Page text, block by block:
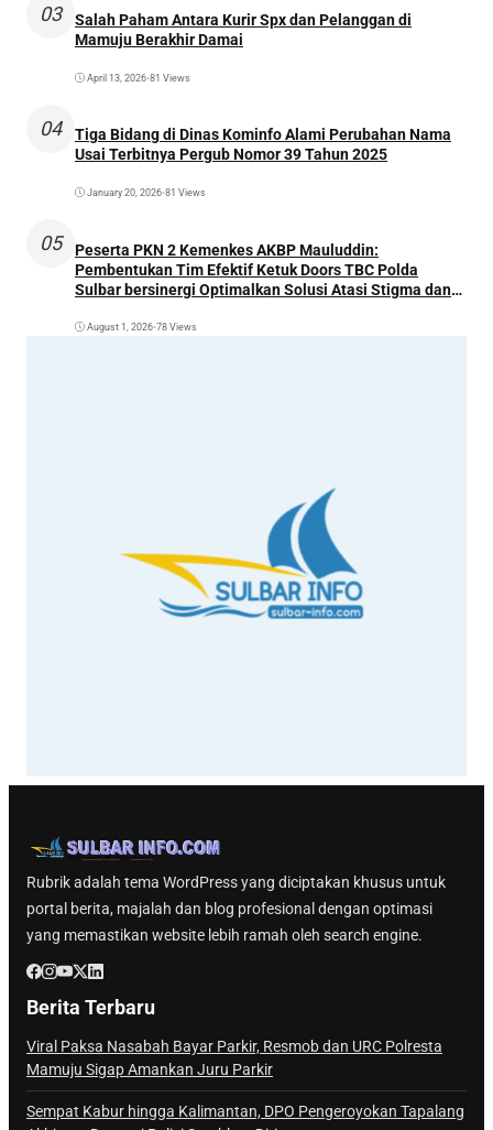
03
Salah Paham Antara Kurir Spx dan Pelanggan di
Mamuju Berakhir Damai
April 13, 2026•81 Views
04
Tiga Bidang di Dinas Kominfo Alami Perubahan Nama
Usai Terbitnya Pergub Nomor 39 Tahun 2025
January 20, 2026•81 Views
05
Peserta PKN 2 Kemenkes AKBP Mauluddin:
Pembentukan Tim Efektif Ketuk Doors TBC Polda
Sulbar bersinergi Optimalkan Solusi Atasi Stigma dan
August 1, 2026•78 Views
Rubrik adalah tema WordPress yang diciptakan khusus untuk
portal berita, majalah dan blog profesional dengan optimasi
yang memastikan website lebih ramah oleh search engine.
Berita Terbaru
Viral Paksa Nasabah Bayar Parkir, Resmob dan URC Polresta
Mamuju Sigap Amankan Juru Parkir
Sempat Kabur hingga Kalimantan, DPO Pengeroyokan Tapalang